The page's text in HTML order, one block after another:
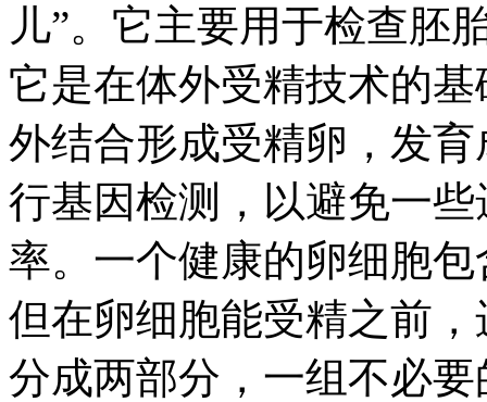
儿”。它主要用于检查胚
它是在体外受精技术的
外结合形成受精卵，发
行基因检测，以避免一
率。一个健康的卵细胞
但在卵细胞能受精之前
分成两部分，一组不必